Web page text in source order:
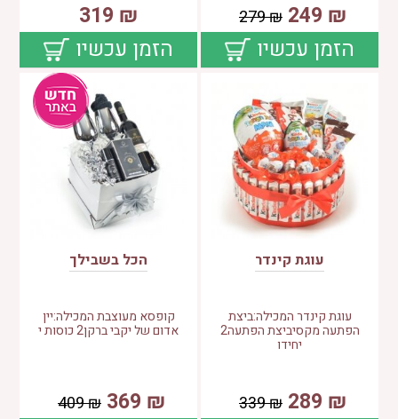
₪
249
₪
279
הזמן עכשיו
₪
319
הזמן עכשיו
עוגת קינדר
עוגת קינדר המכילה:ביצת
הפתעה מקסיביצת הפתעה2
יחידו
₪
289
₪
339
הכל בשבילך
קופסא מעוצבת המכילה:יין
אדום של יקבי ברקן2 כוסות י
₪
369
₪
409